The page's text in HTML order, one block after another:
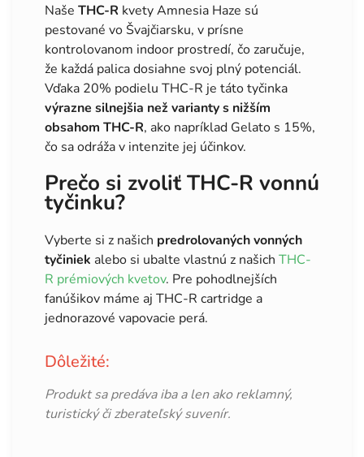
Naše THC-R kvety Amnesia Haze sú
pestované vo Švajčiarsku, v prísne
kontrolovanom indoor prostredí, čo zaručuje,
že každá palica dosiahne svoj plný potenciál.
Vďaka 20% podielu THC-R je táto tyčinka
výrazne silnejšia než varianty s nižším
obsahom THC-R, ako napríklad Gelato s 15%,
čo sa odráža v intenzite jej účinkov.
Prečo si zvoliť THC-R vonnú
tyčinku?
Vyberte si z našich predrolovaných vonných
tyčiniek alebo si ubalte vlastnú z našich THC-
R prémiových kvetov. Pre pohodlnejších
fanúšikov máme aj THC-R cartridge a
jednorazové vapovacie perá.
Dôležité:
Produkt sa predáva iba a len ako reklamný,
turistický či zberateľský suvenír.